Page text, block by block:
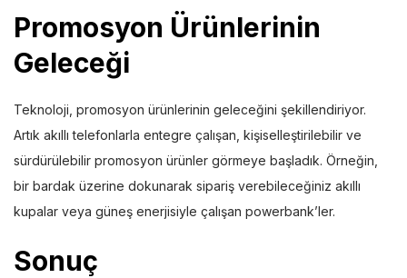
Promosyon Ürünlerinin
Geleceği
Teknoloji, promosyon ürünlerinin geleceğini şekillendiriyor.
Artık akıllı telefonlarla entegre çalışan, kişiselleştirilebilir ve
sürdürülebilir promosyon ürünler görmeye başladık. Örneğin,
bir bardak üzerine dokunarak sipariş verebileceğiniz akıllı
kupalar veya güneş enerjisiyle çalışan powerbank’ler.
Sonuç